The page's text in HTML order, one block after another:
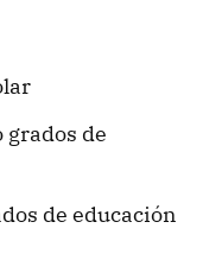
grados de
de educación